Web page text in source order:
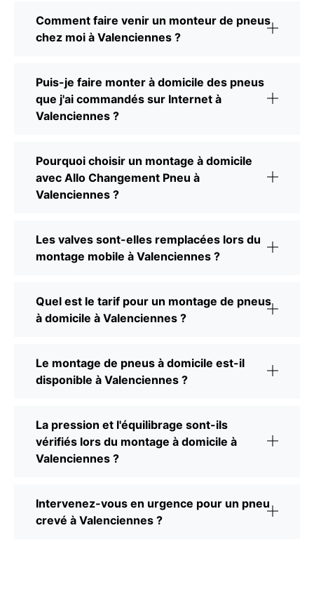
Comment faire venir un monteur de pneus
chez moi à Valenciennes ?
Puis-je faire monter à domicile des pneus
que j'ai commandés sur Internet à
Valenciennes ?
Pourquoi choisir un montage à domicile
avec Allo Changement Pneu à
Valenciennes ?
Les valves sont-elles remplacées lors du
montage mobile à Valenciennes ?
Quel est le tarif pour un montage de pneus
à domicile à Valenciennes ?
Le montage de pneus à domicile est-il
disponible à Valenciennes ?
La pression et l'équilibrage sont-ils
vérifiés lors du montage à domicile à
Valenciennes ?
Intervenez-vous en urgence pour un pneu
crevé à Valenciennes ?